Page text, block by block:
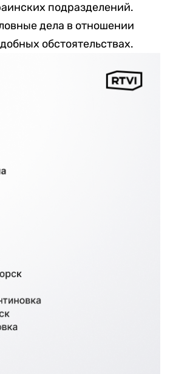
подразделений.
дела в отношении
обстоятельствах.